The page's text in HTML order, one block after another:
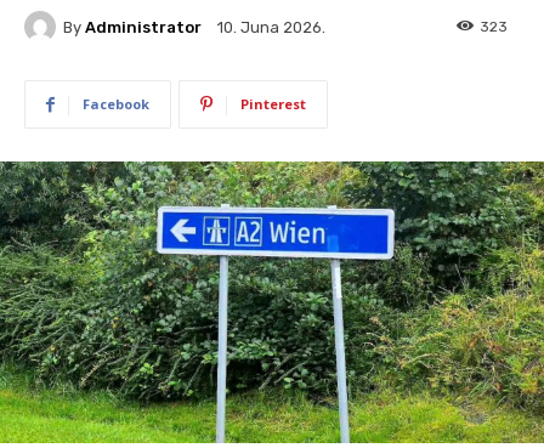
By Administrator 10. Juna 2026. 323
Facebook Pinterest